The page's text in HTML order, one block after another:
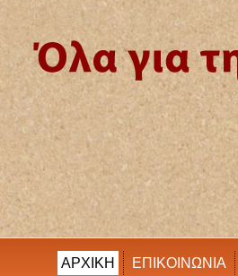
καί οσίως διατηρήσω
ΑΡΧΙΚΗ ΕΠΙΚΟΙΝΩΝΙΑ